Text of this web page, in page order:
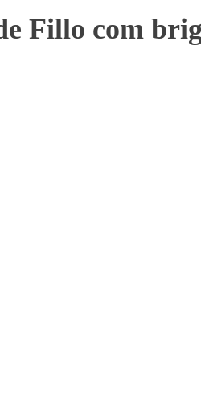
Fillo com